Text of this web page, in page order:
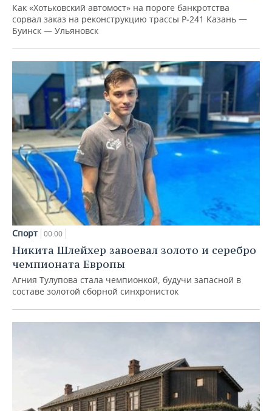
Как «Хотьковский автомост» на пороге банкротства
сорвал заказ на реконструкцию трассы Р‑241 Казань —
Буинск — Ульяновск
Спорт 00:00
Никита Шлейхер завоевал золото и серебро
чемпионата Европы
Агния Тулупова стала чемпионкой, будучи запасной в
составе золотой сборной синхронисток